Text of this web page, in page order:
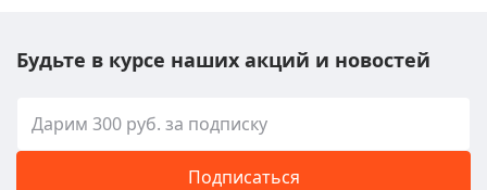
Будьте в курсе наших акций и новостей
Подписаться